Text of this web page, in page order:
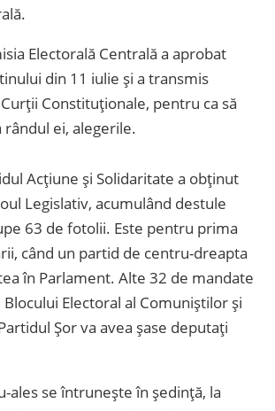
Electorală Centrală a aprobat
din 11 iulie și a transmis
Constituționale, pentru ca să
rândul ei, alegerile.
Acțiune și Solidaritate a obținut
Legislativ, acumulând destule
63 de fotolii. Este pentru prima
când un partid de centru-dreapta
în Parlament. Alte 32 de mandate
Electoral al Comuniștilor și
Șor va avea șase deputați
ales se întruneşte în şedinţă, la